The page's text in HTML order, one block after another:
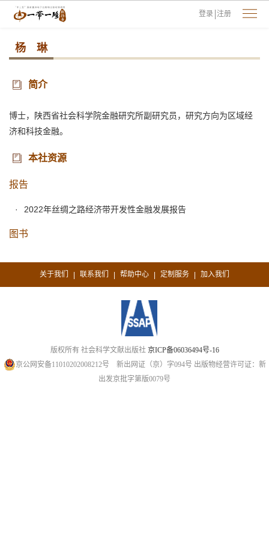
登录 注册
杨 琳
简介
博士，陕西省社会科学院金融研究所副研究员，研究方向为区域经
济和科技金融。
本社资源
报告
2022年丝绸之路经济带开发性金融发展报告
图书
关于我们 | 联系我们 | 帮助中心 | 定制服务 | 加入我们
版权所有 社会科学文献出版社 京ICP备06036494号-16
京公网安备11010202008212号 新出网证（京）字094号 出版物经营许可证：新
出发京批字第版0079号